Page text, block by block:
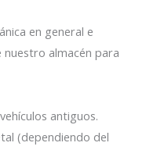
en general e
almacén para
antiguos.
(dependiendo del